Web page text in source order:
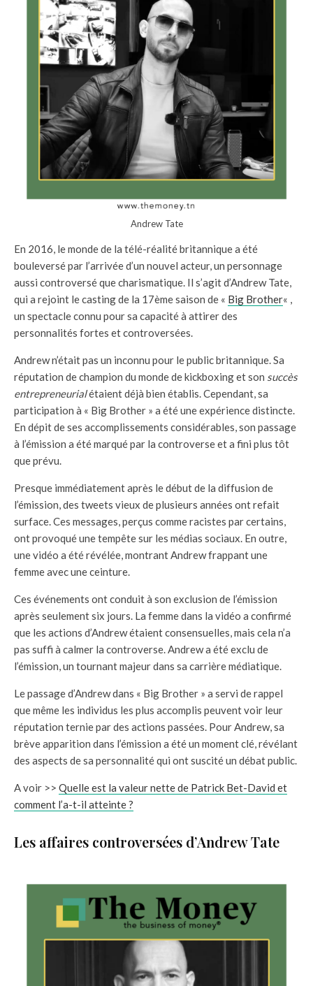
Andrew Tate
En 2016, le monde de la télé-réalité britannique a été
bouleversé par l’arrivée d’un nouvel acteur, un personnage
aussi controversé que charismatique. Il s’agit d’Andrew Tate,
qui a rejoint le casting de la 17ème saison de « Big Brother« ,
un spectacle connu pour sa capacité à attirer des
personnalités fortes et controversées.
Andrew n’était pas un inconnu pour le public britannique. Sa
réputation de champion du monde de kickboxing et son succès
entrepreneurialétaient déjà bien établis. Cependant, sa
participation à « Big Brother » a été une expérience distincte.
En dépit de ses accomplissements considérables, son passage
à l’émission a été marqué par la controverse et a fini plus tôt
que prévu.
Presque immédiatement après le début de la diffusion de
l’émission, des tweets vieux de plusieurs années ont refait
surface. Ces messages, perçus comme racistes par certains,
ont provoqué une tempête sur les médias sociaux. En outre,
une vidéo a été révélée, montrant Andrew frappant une
femme avec une ceinture.
Ces événements ont conduit à son exclusion de l’émission
après seulement six jours. La femme dans la vidéo a confirmé
que les actions d’Andrew étaient consensuelles, mais cela n’a
pas suffi à calmer la controverse. Andrew a été exclu de
l’émission, un tournant majeur dans sa carrière médiatique.
Le passage d’Andrew dans « Big Brother » a servi de rappel
que même les individus les plus accomplis peuvent voir leur
réputation ternie par des actions passées. Pour Andrew, sa
brève apparition dans l’émission a été un moment clé, révélant
des aspects de sa personnalité qui ont suscité un débat public.
A voir >> Quelle est la valeur nette de Patrick Bet-David et
comment l’a-t-il atteinte ?
Les affaires controversées d’Andrew Tate